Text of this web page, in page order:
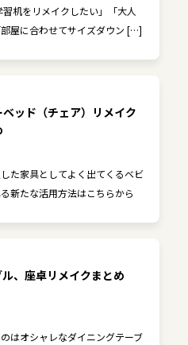
机をリメイクしたい」「大人
屋に合わせてサイズダウン […]
ッド（チェア）リメイク
た家具としてよく出てくるベビ
新たな活用方法はこちらから
ル、座卓リメイクまとめ
はオシャレなダイニングテーブ